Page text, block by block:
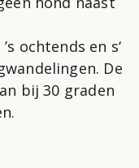
ochtends en s‘
De
bij 30 graden